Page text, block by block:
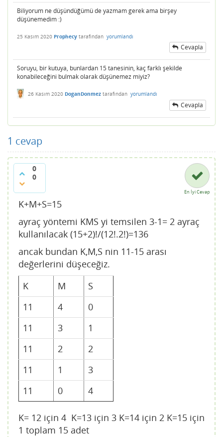
Biliyorum ne düşündüğümü de yazmam gerek ama birşey
düşünemedim :)
25 Kasım 2020 Prophecy tarafından yorumlandı
Cevapla
Soruyu, bir kutuya, bunlardan 15 tanesinin, kaç farklı şekilde
konabileceğini bulmak olarak düşünemez miyiz?
26 Kasım 2020 DoganDonmez tarafından yorumlandı
Cevapla
1 cevap
0
0
En İyi Cevap
K+M+S=15
ayraç yöntemi KMS yi temsilen 3-1= 2 ayraç
kullanılacak (15+2)!/(12!.2!)=136
ancak bundan K,M,S nin 11-15 arası
değerlerini düşeceğiz.
K
M
S
11
4
0
11
3
1
11
2
2
11
1
3
11
0 4
K= 12 için 4 K=13 için 3 K=14 için 2 K=15 için
1 toplam 15 adet